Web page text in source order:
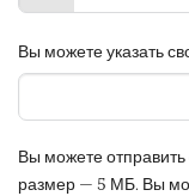
Вы можете указать
Вы можете
размер — 5 МБ. Вы